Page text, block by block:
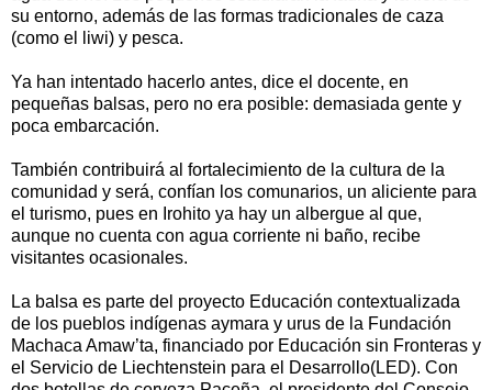
su entorno, además de las formas tradicionales de caza
(como el liwi) y pesca.
Ya han intentado hacerlo antes, dice el docente, en
pequeñas balsas, pero no era posible: demasiada gente y
poca embarcación.
También contribuirá al fortalecimiento de la cultura de la
comunidad y será, confían los comunarios, un aliciente para
el turismo, pues en Irohito ya hay un albergue al que,
aunque no cuenta con agua corriente ni baño, recibe
visitantes ocasionales.
La balsa es parte del proyecto Educación contextualizada
de los pueblos indígenas aymara y urus de la Fundación
Machaca Amaw’ta, financiado por Educación sin Fronteras y
el Servicio de Liechtenstein para el Desarrollo(LED). Con